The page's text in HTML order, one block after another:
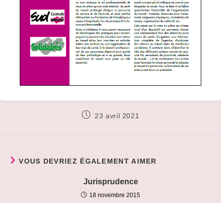
Publication
23 avril 2021
VOUS DEVRIEZ ÉGALEMENT AIMER
Jurisprudence
18 novembre 2015